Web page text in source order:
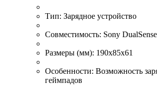
Тип: Зарядное устройство
Совместимость: Sony DualSense
Размеры (мм): 190х85х61
Особенности: Возможность
геймпадов